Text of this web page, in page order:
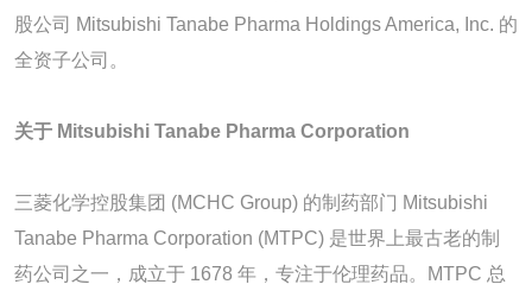
股公司 Mitsubishi Tanabe Pharma Holdings America, Inc. 的
全资子公司。
关于 Mitsubishi Tanabe Pharma Corporation
三菱化学控股集团 (MCHC Group) 的制药部门 Mitsubishi
Tanabe Pharma Corporation (MTPC) 是世界上最古老的制
药公司之一，成立于 1678 年，专注于伦理药品。MTPC 总